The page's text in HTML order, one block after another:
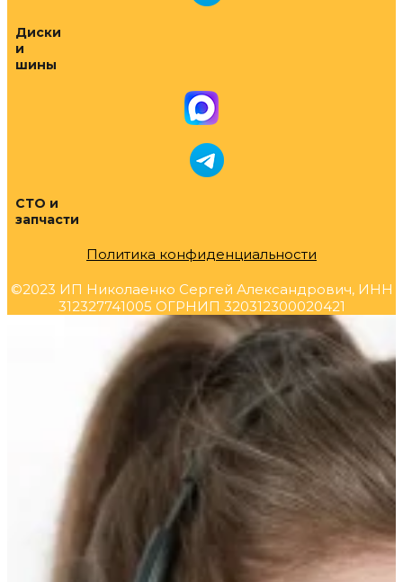
Диски
и
шины
СТО и
запчасти
Политика конфиденциальности
©2023 ИП Николаенко Сергей Александрович, ИНН
312327741005 ОГРНИП 320312300020421